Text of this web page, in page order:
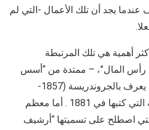
عندما يجد أن تلك الأعمال -التي لم
أهمية هي تلك المرتبطة
” رأس المال”، – ممتدة من “أسس
نقد الاقتصاد السياسي”، أو ما يعرف بالجروندريسة (1857-
1858)إلى الملاحظات النهائية التي كتبها في 1881 . أما معظم
اصطلح على تسميتها “أرشيف